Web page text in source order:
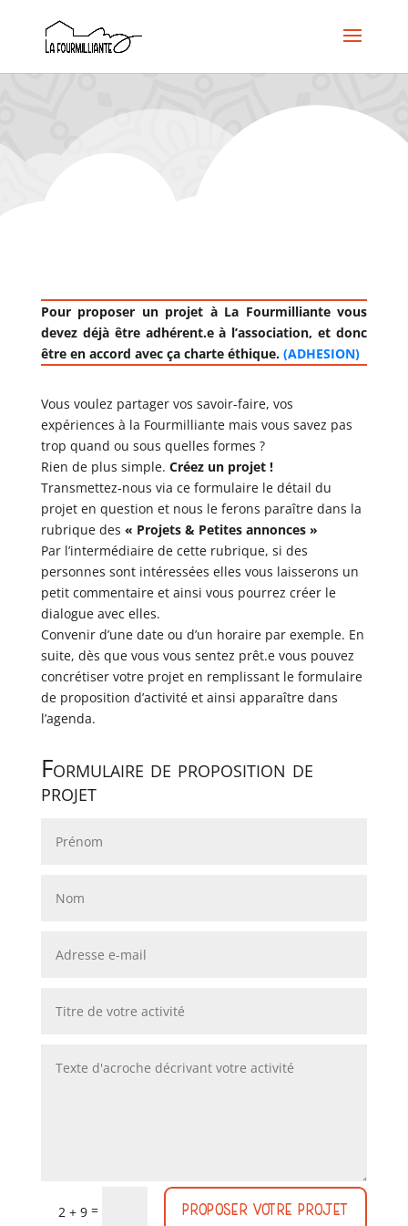
Pour proposer un projet à La Fourmilliante vous
devez déjà être adhérent.e à l’association, et donc
être en accord avec ça charte éthique. (ADHESION)
Vous voulez partager vos savoir-faire, vos
expériences à la Fourmilliante mais vous savez pas
trop quand ou sous quelles formes ?
Rien de plus simple. Créez un projet !
Transmettez-nous via ce formulaire le détail du
projet en question et nous le ferons paraître dans la
rubrique des « Projets & Petites annonces »
Par l’intermédiaire de cette rubrique, si des
personnes sont intéressées elles vous laisserons un
petit commentaire et ainsi vous pourrez créer le
dialogue avec elles.
Convenir d’une date ou d’un horaire par exemple. En
suite, dès que vous vous sentez prêt.e vous pouvez
concrétiser votre projet en remplissant le formulaire
de proposition d’activité et ainsi apparaître dans
l’agenda.
Formulaire de proposition de
projet
2 + 9 = Proposer votre projet